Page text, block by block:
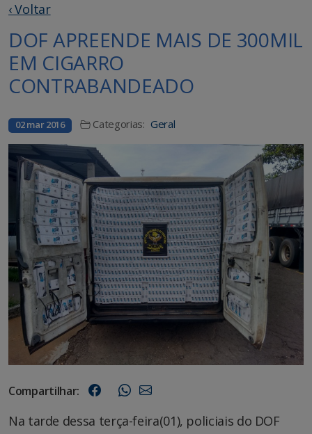
‹ Voltar
DOF APREENDE MAIS DE 300MIL
EM CIGARRO
CONTRABANDEADO
02 mar 2016 Categorias: Geral
Compartilhar:
Na tarde dessa terça-feira(01), policiais do DOF